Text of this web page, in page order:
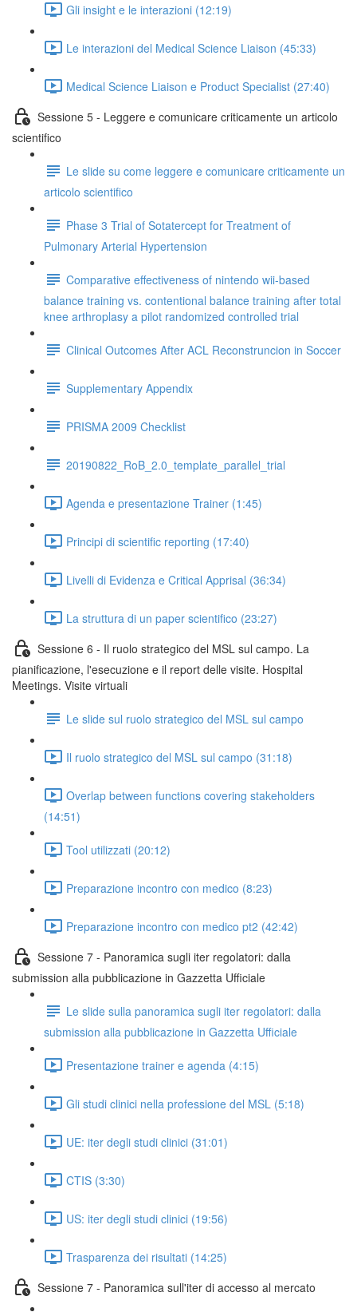
Gli insight e le interazioni (12:19)
Le interazioni del Medical Science Liaison (45:33)
Medical Science Liaison e Product Specialist (27:40)
Sessione 5 - Leggere e comunicare criticamente un articolo
scientifico
Le slide su come leggere e comunicare criticamente un
articolo scientifico
Phase 3 Trial of Sotatercept for Treatment of
Pulmonary Arterial Hypertension
Comparative effectiveness of nintendo wii-based
balance training vs. contentional balance training after total
knee arthroplasy a pilot randomized controlled trial
Clinical Outcomes After ACL Reconstruncion in Soccer
Supplementary Appendix
PRISMA 2009 Checklist
20190822_RoB_2.0_template_parallel_trial
Agenda e presentazione Trainer (1:45)
Principi di scientific reporting (17:40)
Livelli di Evidenza e Critical Apprisal (36:34)
La struttura di un paper scientifico (23:27)
Sessione 6 - Il ruolo strategico del MSL sul campo. La
pianificazione, l'esecuzione e il report delle visite. Hospital
Meetings. Visite virtuali
Le slide sul ruolo strategico del MSL sul campo
Il ruolo strategico del MSL sul campo (31:18)
Overlap between functions covering stakeholders
(14:51)
Tool utilizzati (20:12)
Preparazione incontro con medico (8:23)
Preparazione incontro con medico pt2 (42:42)
Sessione 7 - Panoramica sugli iter regolatori: dalla
submission alla pubblicazione in Gazzetta Ufficiale
Le slide sulla panoramica sugli iter regolatori: dalla
submission alla pubblicazione in Gazzetta Ufficiale
Presentazione trainer e agenda (4:15)
Gli studi clinici nella professione del MSL (5:18)
UE: iter degli studi clinici (31:01)
CTIS (3:30)
US: iter degli studi clinici (19:56)
Trasparenza dei risultati (14:25)
Sessione 7 - Panoramica sull'iter di accesso al mercato